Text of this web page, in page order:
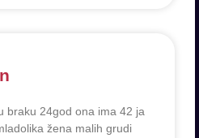
braku 24god ona ima 42 ja
žena malih grudi